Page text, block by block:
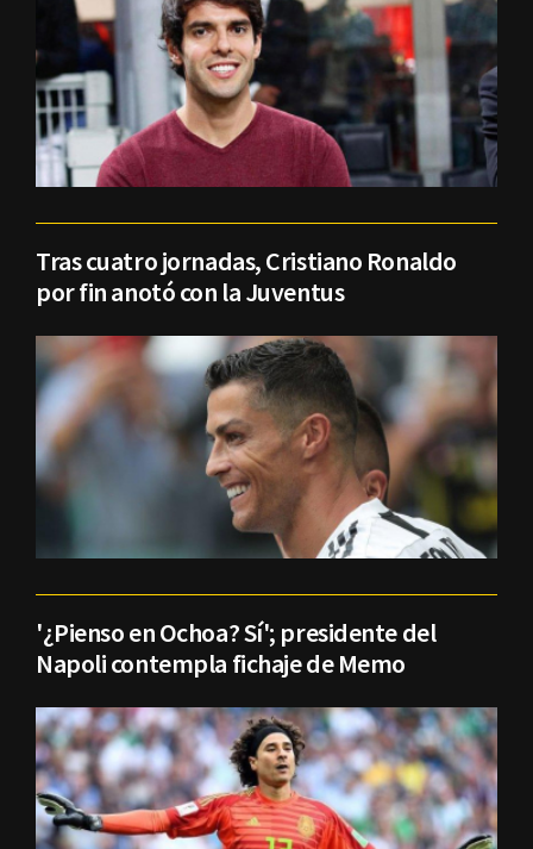
Tras cuatro jornadas, Cristiano Ronaldo
por fin anotó con la Juventus
'¿Pienso en Ochoa? Sí'; presidente del
Napoli contempla fichaje de Memo